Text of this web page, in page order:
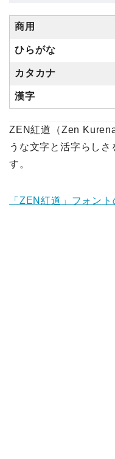
商用
ひらがな
カタカナ
漢字
ZEN紅道（Zen
うな文字と活字らし
す。
「ZEN紅道」フォン